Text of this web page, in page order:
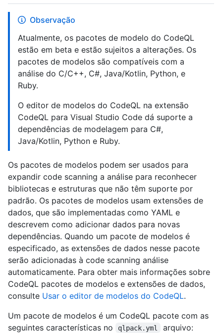
Observação
Atualmente, os pacotes de modelo do CodeQL
estão em beta e estão sujeitos a alterações. Os
pacotes de modelos são compatíveis com a
análise do C/C++, C#, Java/Kotlin, Python, e
Ruby.
O editor de modelos do CodeQL na extensão
CodeQL para Visual Studio Code dá suporte a
dependências de modelagem para C#,
Java/Kotlin, Python e Ruby.
Os pacotes de modelos podem ser usados para
expandir code scanning a análise para reconhecer
bibliotecas e estruturas que não têm suporte por
padrão. Os pacotes de modelos usam extensões de
dados, que são implementadas como YAML e
descrevem como adicionar dados para novas
dependências. Quando um pacote de modelos é
especificado, as extensões de dados nesse pacote
serão adicionadas à code scanning análise
automaticamente. Para obter mais informações sobre
CodeQL pacotes de modelos e extensões de dados,
consulte Usar o editor de modelos do CodeQL.
Um pacote de modelos é um CodeQL pacote com as
seguintes características no
qlpack.yml
arquivo: